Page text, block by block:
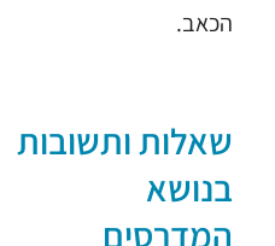
הכאב.
שאלות ותשובות
בנושא
המדרסים